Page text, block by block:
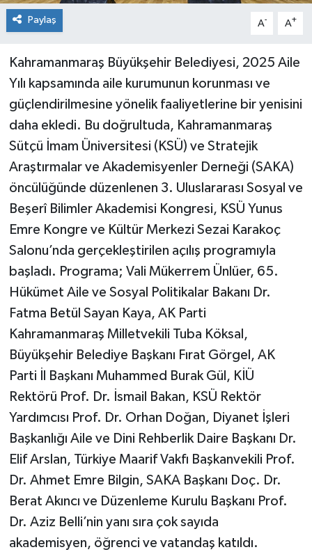
Paylaş A- A+
Kahramanmaraş Büyükşehir Belediyesi, 2025 Aile
Yılı kapsamında aile kurumunun korunması ve
güçlendirilmesine yönelik faaliyetlerine bir yenisini
daha ekledi. Bu doğrultuda, Kahramanmaraş
Sütçü İmam Üniversitesi (KSÜ) ve Stratejik
Araştırmalar ve Akademisyenler Derneği (SAKA)
öncülüğünde düzenlenen 3. Uluslararası Sosyal ve
Beşerî Bilimler Akademisi Kongresi, KSÜ Yunus
Emre Kongre ve Kültür Merkezi Sezai Karakoç
Salonu’nda gerçekleştirilen açılış programıyla
başladı. Programa; Vali Mükerrem Ünlüer, 65.
Hükümet Aile ve Sosyal Politikalar Bakanı Dr.
Fatma Betül Sayan Kaya, AK Parti
Kahramanmaraş Milletvekili Tuba Köksal,
Büyükşehir Belediye Başkanı Fırat Görgel, AK
Parti İl Başkanı Muhammed Burak Gül, KİÜ
Rektörü Prof. Dr. İsmail Bakan, KSÜ Rektör
Yardımcısı Prof. Dr. Orhan Doğan, Diyanet İşleri
Başkanlığı Aile ve Dini Rehberlik Daire Başkanı Dr.
Elif Arslan, Türkiye Maarif Vakfı Başkanvekili Prof.
Dr. Ahmet Emre Bilgin, SAKA Başkanı Doç. Dr.
Berat Akıncı ve Düzenleme Kurulu Başkanı Prof.
Dr. Aziz Belli’nin yanı sıra çok sayıda
akademisyen, öğrenci ve vatandaş katıldı.